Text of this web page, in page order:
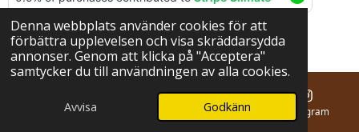
Denna webbplats använder cookies för att
förbättra upplevelsen och visa skräddarsydda
annonser. Genom att klicka på "Acceptera"
samtycker du till användningen av alla cookies.
Avvisa Godkänn
© 2025 - 2026 BERNA hantverk
Drivs avWebador
Karta Instagram